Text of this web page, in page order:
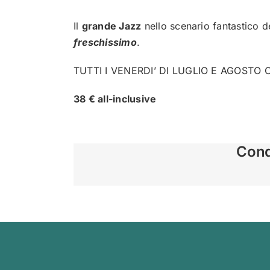
Il grande Jazz nello scenario fantastico
freschissimo.
TUTTI I VENERDI’ DI LUGLIO E AGOSTO
38 € all-inclusive